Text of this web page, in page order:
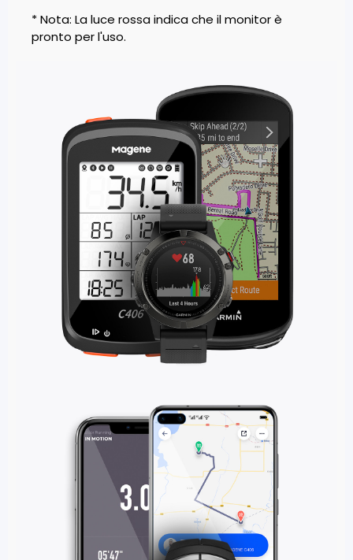
* Nota: La luce rossa indica che il monitor è
pronto per l'uso.